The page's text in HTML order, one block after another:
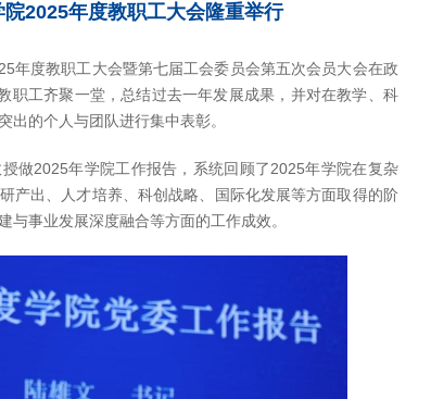
2025年度教职工大会隆重举行
年度教职工大会暨第七届工会委员会第五次会员大会在政
职工齐聚一堂，总结过去一年发展成果，并对在教学、科
出的个人与团队进行集中表彰。
做2025年学院工作报告，系统回顾了2025年学院在复杂
产出、人才培养、科创战略、国际化发展等方面取得的阶
与事业发展深度融合等方面的工作成效。